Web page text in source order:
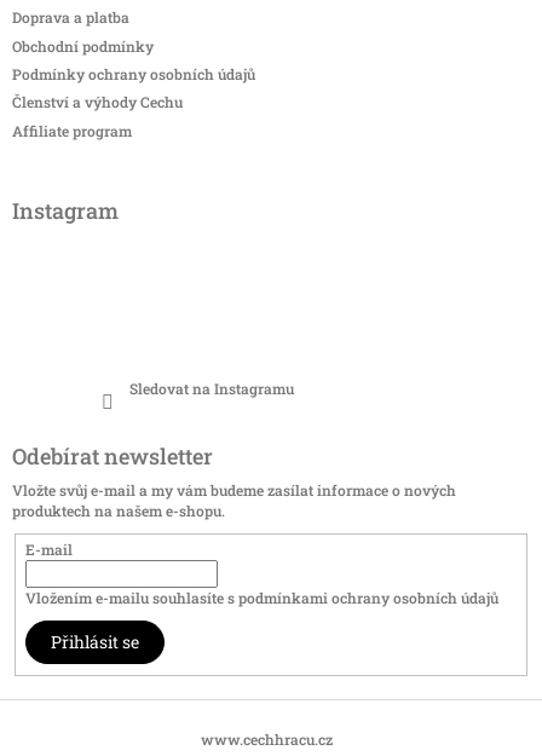
Doprava a platba
Obchodní podmínky
Podmínky ochrany osobních údajů
Členství a výhody Cechu
Affiliate program
Instagram
Sledovat na Instagramu
Odebírat newsletter
Vložte svůj e-mail a my vám budeme zasílat informace o nových
produktech na našem e-shopu.
E-mail
Vložením e-mailu souhlasíte spodmínkami ochrany osobních údajů
Přihlásit se
www.cechhracu.cz